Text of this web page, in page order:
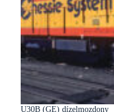
U30B (GE) dízelmozdony